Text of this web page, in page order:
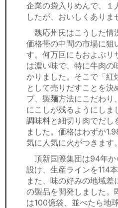
企業の袋入りめんで、１
したが、おいしくありま
魏応州氏はこうした情
価格帯の中間の市場に狙
す。何万回にもおよぶリ
は濃い味で、特に牛肉の
かりました。そこで「紅
として売りだすことを決
プ、製麺方法にこだわり
にこしが残るようにしま
調味料と細切り肉でだし
ました。価格はわずか
気に人気に火がつきます。
頂新国際集団は94年か
設け、生産ラインを114
また、味の好みの地域
の製品を開発しました。
は100億袋、並べたら地